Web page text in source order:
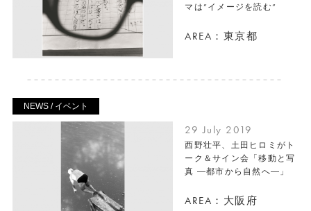
マは”イメージを読む”
AREA：東京都
NEWS / イベント
29 July 2019
西野壮平、土田ヒロミがト
ーク＆サイン会「移動と写
真 ―都市から自然へ―」
AREA：大阪府